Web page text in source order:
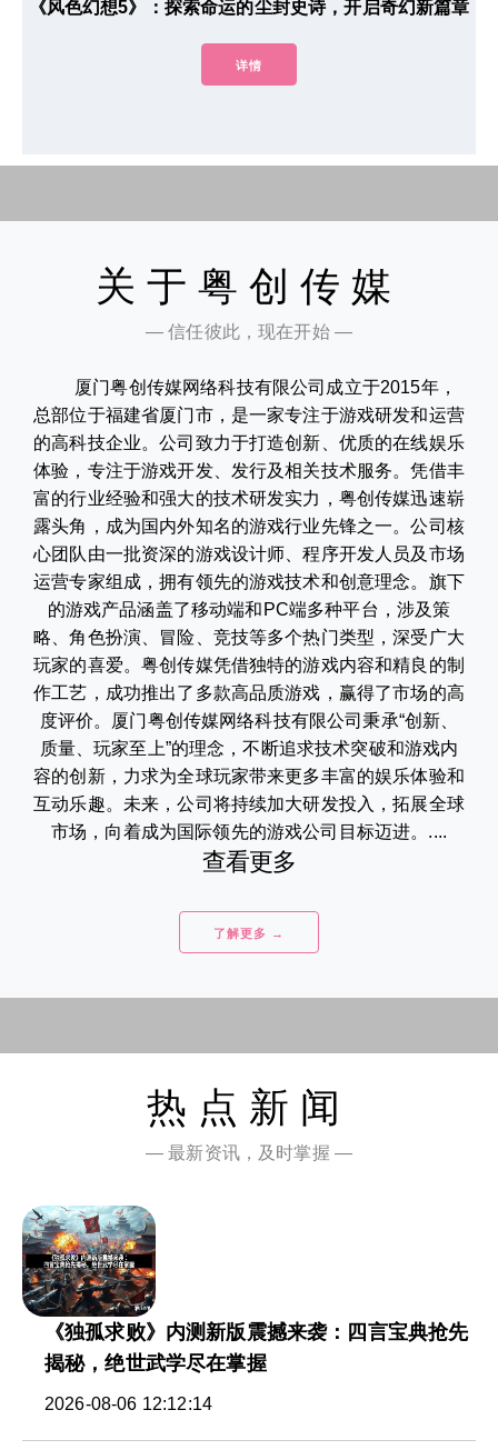
《风色幻想5》：探索命运的尘封史诗，开启奇幻新篇章
详情
关于粤创传媒
— 信任彼此，现在开始 —
厦门粤创传媒网络科技有限公司成立于2015年，
总部位于福建省厦门市，是一家专注于游戏研发和运营
的高科技企业。公司致力于打造创新、优质的在线娱乐
体验，专注于游戏开发、发行及相关技术服务。凭借丰
富的行业经验和强大的技术研发实力，粤创传媒迅速崭
露头角，成为国内外知名的游戏行业先锋之一。公司核
心团队由一批资深的游戏设计师、程序开发人员及市场
运营专家组成，拥有领先的游戏技术和创意理念。旗下
的游戏产品涵盖了移动端和PC端多种平台，涉及策
略、角色扮演、冒险、竞技等多个热门类型，深受广大
玩家的喜爱。粤创传媒凭借独特的游戏内容和精良的制
作工艺，成功推出了多款高品质游戏，赢得了市场的高
度评价。厦门粤创传媒网络科技有限公司秉承“创新、
质量、玩家至上”的理念，不断追求技术突破和游戏内
容的创新，力求为全球玩家带来更多丰富的娱乐体验和
互动乐趣。未来，公司将持续加大研发投入，拓展全球
市场，向着成为国际领先的游戏公司目标迈进。....
查看更多
了解更多 →
热点新闻
— 最新资讯，及时掌握 —
《独孤求败》内测新版震撼来袭：四言宝典抢先
揭秘，绝世武学尽在掌握
2026-08-06 12:12:14